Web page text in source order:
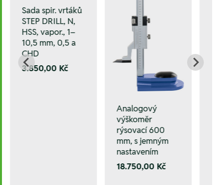
Sada spir. vrtáků
STEP DRILL, N,
HSS, vapor., 1–
10,5 mm, 0,5 a
CHD
3.850,00 Kč
Analogový
výškoměr
rýsovací 600
mm, s jemným
nastavením
18.750,00 Kč